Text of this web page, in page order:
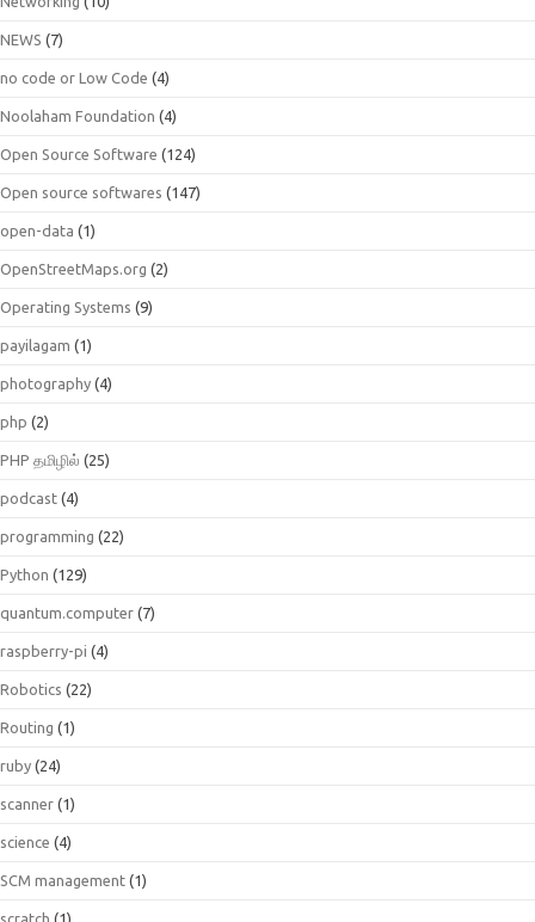
NEWS (7)
no code or Low Code (4)
Noolaham Foundation (4)
Open Source Software (124)
Open source softwares (147)
open-data (1)
OpenStreetMaps.org (2)
Operating Systems (9)
payilagam (1)
photography (4)
php (2)
PHP தமிழில் (25)
podcast (4)
programming (22)
Python (129)
quantum.computer (7)
raspberry-pi (4)
Robotics (22)
Routing (1)
ruby (24)
scanner (1)
science (4)
SCM management (1)
scratch (1)